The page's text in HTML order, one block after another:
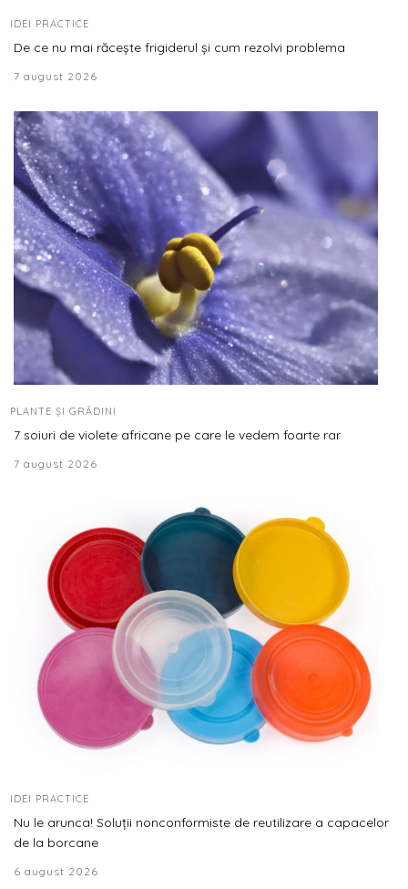
IDEI PRACTICE
De ce nu mai răcește frigiderul și cum rezolvi problema
7 august 2026
PLANTE ȘI GRĂDINI
7 soiuri de violete africane pe care le vedem foarte rar
7 august 2026
IDEI PRACTICE
Nu le arunca! Soluții nonconformiste de reutilizare a capacelor
de la borcane
6 august 2026